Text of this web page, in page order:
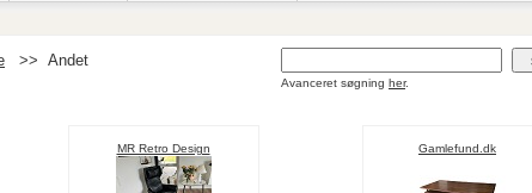
>> Andet
Avanceret søgning her.
MR Retro Design Gamlefund.dk